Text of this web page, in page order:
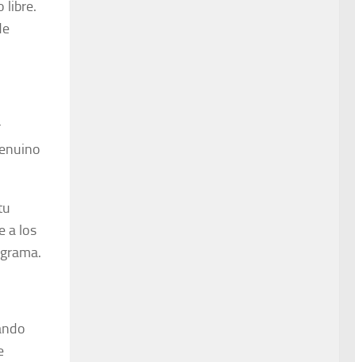
libre.
a los